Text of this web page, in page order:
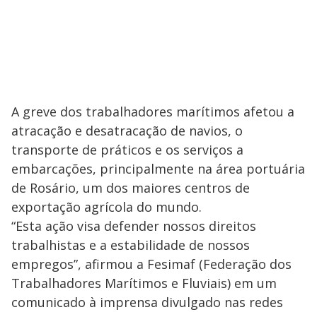
A greve dos trabalhadores marítimos afetou a
atracação e desatracação de navios, o
transporte de práticos e os serviços a
embarcações, principalmente na área portuária
de Rosário, um dos maiores centros de
exportação agrícola do mundo.
“Esta ação visa defender nossos direitos
trabalhistas e a estabilidade de nossos
empregos”, afirmou a Fesimaf (Federação dos
Trabalhadores Marítimos e Fluviais) em um
comunicado à imprensa divulgado nas redes